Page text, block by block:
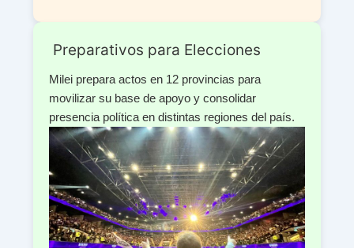
️ Preparativos para Elecciones
Milei prepara actos en 12 provincias para
movilizar su base de apoyo y consolidar
presencia política en distintas regiones del país.